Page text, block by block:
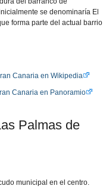
se denominaría El
forma parte del actual barrio
Canaria en Wikipedia
Canaria en Panoramio
Palmas de
municipal en el centro.